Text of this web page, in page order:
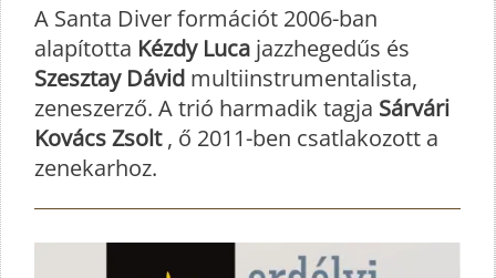
A Santa Diver formációt 2006-ban
alapította Kézdy Luca jazzhegedűs és
Szesztay Dávid multiinstrumentalista,
zeneszerző. A trió harmadik tagja Sárvári
KovácsZsolt , ő 2011-ben csatlakozott a
zenekarhoz.